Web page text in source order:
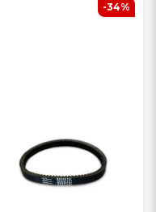
-34%